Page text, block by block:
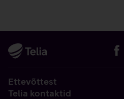
Ettevõttest
Telia kontaktid